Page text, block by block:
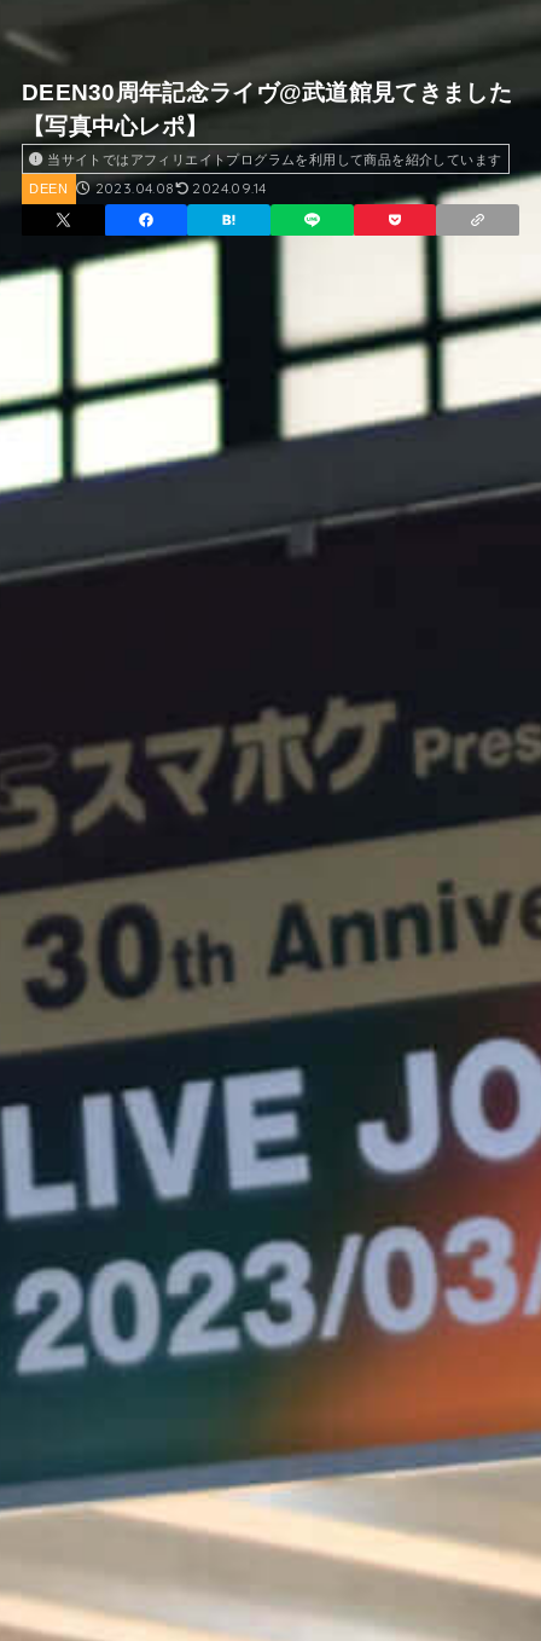
DEEN30周年記念ライヴ@武道館見てきました
【写真中心レポ】
当サイトではアフィリエイトプログラムを利用して商品を紹介しています
DEEN 2023.04.08 2024.09.14